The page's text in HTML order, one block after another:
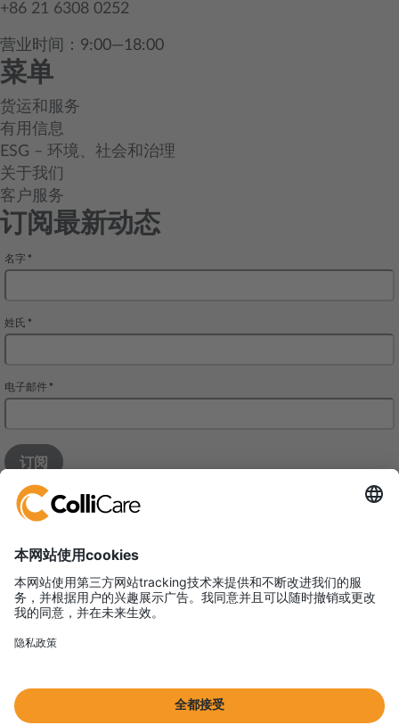
+86 21 6308 0252
营业时间：9:00—18:00
菜单
货运和服务
有用信息
ESG – 环境、社会和治理
关于我们
客户服务
订阅最新动态
铠瑞凯尔国际货运代理（上海）有限公司
上海浙江中路400号春申江大厦1004单元
国际海运